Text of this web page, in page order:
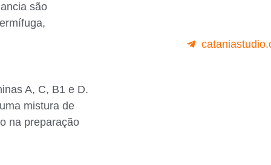
são
A, C, B1 e D.
mistura de
na preparação